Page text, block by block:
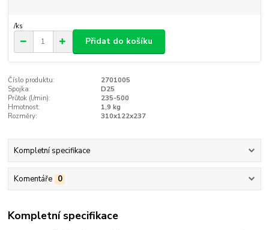
/ks
Přidat do košíku
Číslo produktu:
2701005
Spojka:
D25
Průtok (l/min):
235-500
Hmotnost:
1,9 kg
Rozměry:
310x122x237
Kompletní specifikace
Komentáře 0
Kompletní specifikace